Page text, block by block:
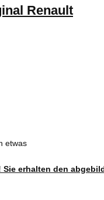
Renault
etwas
erhalten den